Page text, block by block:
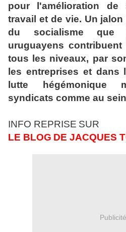
pour l'amélioration de
travail et de vie. Un
du socialisme que
uruguayens
tous les niveaux, par
les entreprises et dans
lutte hégémonique
syndicats comme au sein
INFO REPRISE SUR
LE BLOG DE JACQUES
Publicité